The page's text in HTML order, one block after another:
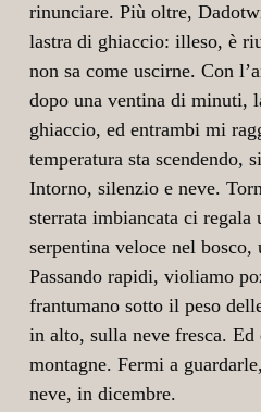
rinunciare. Più oltre,
lastra di ghiaccio: illeso, è
non sa come uscirne. Con
dopo una ventina di minuti,
ghiaccio, ed entrambi mi
temperatura sta scendendo,
Intorno, silenzio e neve.
sterrata imbiancata ci regala
serpentina veloce nel
Passando rapidi, violiamo
frantumano sotto il peso
in alto, sulla neve fresca.
montagne. Fermi a
neve, in dicembre.